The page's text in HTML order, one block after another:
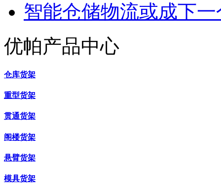
智能仓储物流或成下
优帕产品中心
仓库货架
重型货架
贯通货架
阁楼货架
悬臂货架
模具货架